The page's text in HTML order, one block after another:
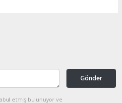
Gönder
etmiş bulunuyor ve